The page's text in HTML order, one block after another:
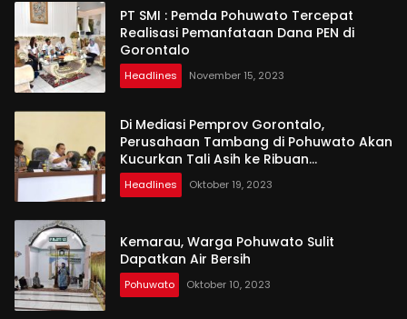
PT SMI : Pemda Pohuwato Tercepat
Realisasi Pemanfataan Dana PEN di
Gorontalo
Headlines November 15, 2023
Di Mediasi Pemprov Gorontalo,
Perusahaan Tambang di Pohuwato Akan
Kucurkan Tali Asih ke Ribuan
Penambang
Headlines Oktober 19, 2023
Kemarau, Warga Pohuwato Sulit
Dapatkan Air Bersih
Pohuwato Oktober 10, 2023